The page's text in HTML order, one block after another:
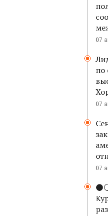
07
по
07
07